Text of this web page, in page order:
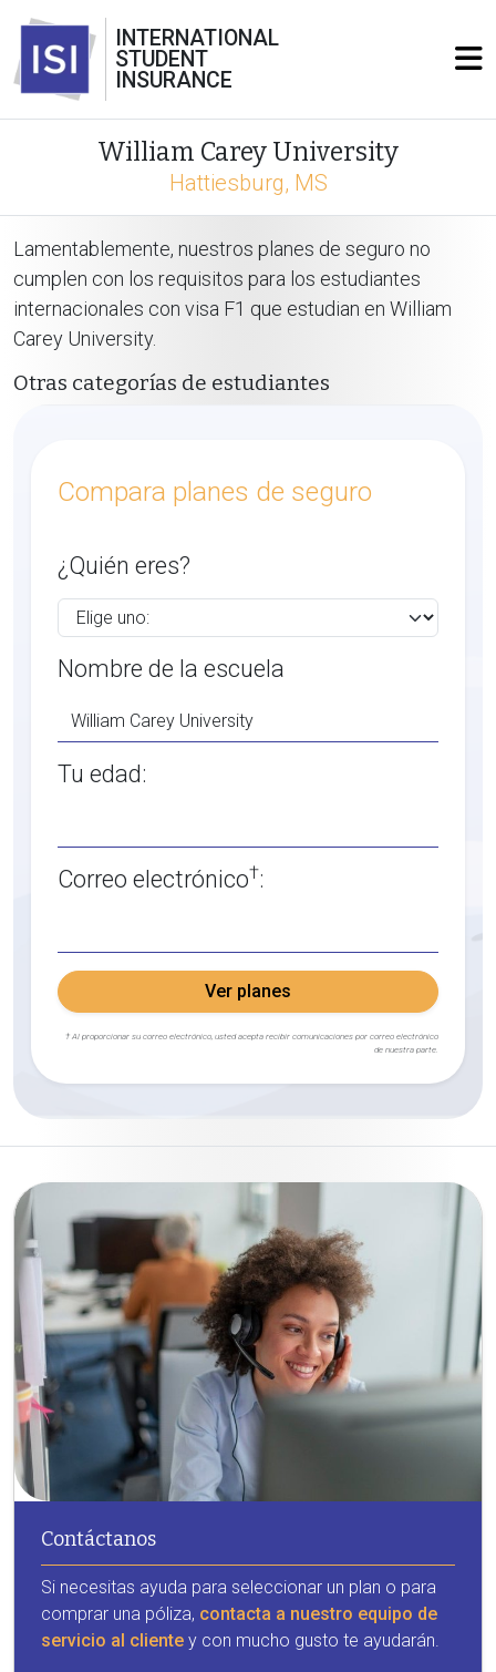
INTERNATIONAL
STUDENT
INSURANCE
William Carey University
Hattiesburg, MS
Lamentablemente, nuestros planes de seguro no
cumplen con los requisitos para los estudiantes
internacionales con visa F1 que estudian en William
Carey University.
Otras categorías de estudiantes
Compara planes de seguro
¿Quién eres?
Nombre de la escuela
Tu edad:
Correo electrónico†:
Ver planes
† Al proporcionar su correo electrónico, usted acepta recibir comunicaciones por correo electrónico
de nuestra parte.
Contáctanos
Si necesitas ayuda para seleccionar un plan o para
comprar una póliza, contacta a nuestro equipo de
servicio al cliente y con mucho gusto te ayudarán.